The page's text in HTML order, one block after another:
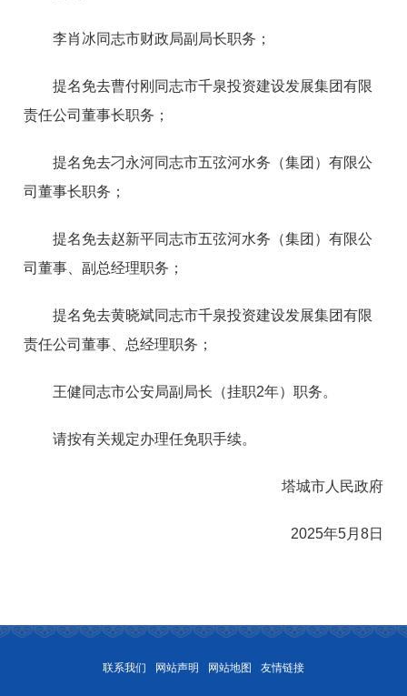
李肖冰同志市财政局副局长职务；
提名免去曹付刚同志市千泉投资建设发展集团有限
责任公司董事长职务；
提名免去刁永河同志市五弦河水务（集团）有限公
司董事长职务；
提名免去赵新平同志市五弦河水务（集团）有限公
司董事、副总经理职务；
提名免去黄晓斌同志市千泉投资建设发展集团有限
责任公司董事、总经理职务；
王健同志市公安局副局长（挂职2年）职务。
请按有关规定办理任免职手续。
塔城市人民政府
2025年5月8日
联系我们 网站声明 网站地图 友情链接